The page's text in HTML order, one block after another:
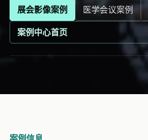
展会影像案例
医学会议案例
案例中心首页